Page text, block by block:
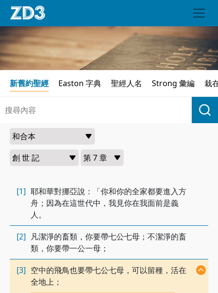
新舊約聖經 Easton 字典 聖經人名 Strong 彙編 栽
[1] 耶和華對挪亞說：「你和你的全家都要進入方
舟；因為在這世代中，我見你在我面前是義
人。
[2] 凡潔淨的畜類，你要帶七公七母；不潔淨的畜
類，你要帶一公一母；
[3] 空中的飛鳥也要帶七公七母，可以留種，活在
全地上；